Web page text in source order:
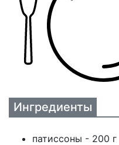
Ингредиенты
патиссоны - 200 г